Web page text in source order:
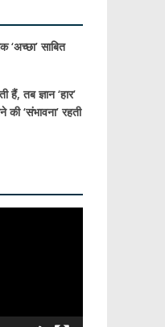
‘अच्छा’ साबित
हैं,तब ज्ञान ‘हार’
की ‘संभावना’ रहती